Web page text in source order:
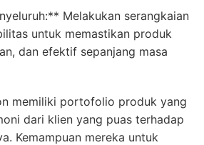
Melakukan serangkaian
untuk memastikan produk
dan efektif sepanjang masa
memiliki portofolio produk yang
dari klien yang puas terhadap
Kemampuan mereka untuk